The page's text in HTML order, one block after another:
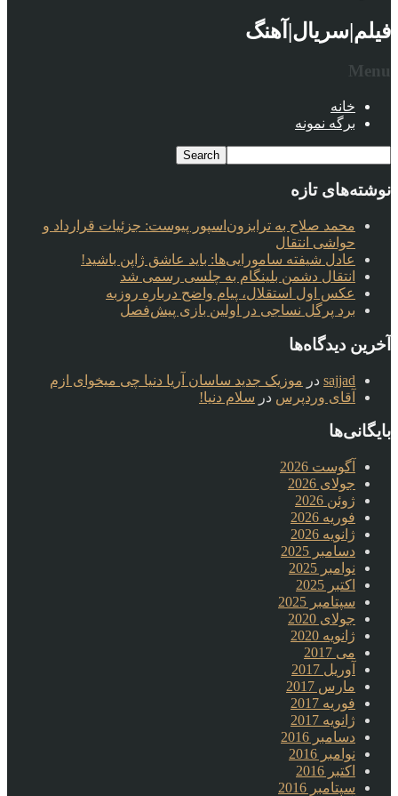
فیلم|سریال|آهنگ
Menu
خانه
برگه نمونه
نوشته‌های تازه
محمد صلاح به ترابزون‌اسپور پیوست: جزئیات قرارداد و
حواشی انتقال
عادل شیفته سامورایی‌ها: باید عاشق ژاپن باشید!
انتقال دشمن بلینگام به چلسی رسمی شد
عکس اول استقلال، پیام واضح درباره روزبه
برد پرگل نساجی در اولین بازی پیش‌فصل
آخرین دیدگاه‌ها
sajjad در موزیک جدید ساسان آریا دنیا چی میخوای ازم
آقای وردپرس در سلام دنیا!
بایگانی‌ها
آگوست 2026
جولای 2026
ژوئن 2026
فوریه 2026
ژانویه 2026
دسامبر 2025
نوامبر 2025
اکتبر 2025
سپتامبر 2025
جولای 2020
ژانویه 2020
می 2017
آوریل 2017
مارس 2017
فوریه 2017
ژانویه 2017
دسامبر 2016
نوامبر 2016
اکتبر 2016
سپتامبر 2016